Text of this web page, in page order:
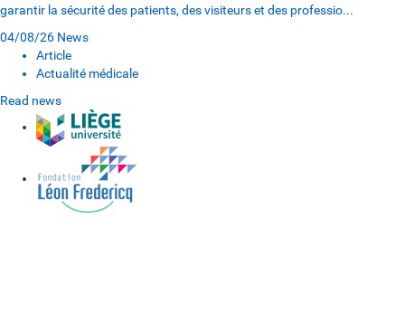
garantir la sécurité des patients, des visiteurs et des professio...
04/08/26 News
Article
Actualité médicale
Read news